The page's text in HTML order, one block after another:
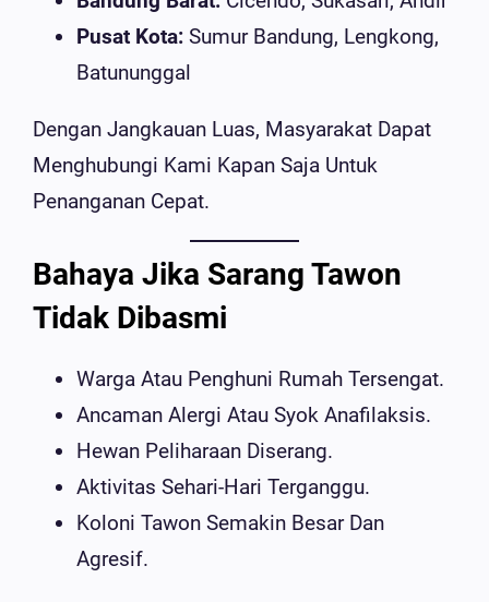
Pusat Kota: Sumur Bandung, Lengkong,
Batununggal
Dengan Jangkauan Luas, Masyarakat Dapat
Menghubungi Kami Kapan Saja Untuk
Penanganan Cepat.
Bahaya Jika Sarang Tawon
Tidak Dibasmi
Warga Atau Penghuni Rumah Tersengat.
Ancaman Alergi Atau Syok Anafilaksis.
Hewan Peliharaan Diserang.
Aktivitas Sehari-Hari Terganggu.
Koloni Tawon Semakin Besar Dan
Agresif.